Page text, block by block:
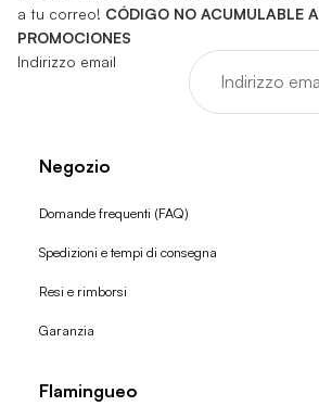
a tu correo! CÓDIGO NO ACUMULABLE
PROMOCIONES
Indirizzo email
Negozio
Domande frequenti (FAQ)
Spedizioni e tempi di consegna
Resi e rimborsi
Garanzia
Flamingueo